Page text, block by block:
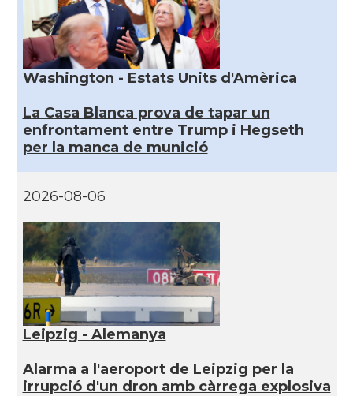
Washington - Estats Units d'Amèrica
La Casa Blanca prova de tapar un
enfrontament entre Trump i Hegseth
per la manca de munició
2026-08-06
Leipzig - Alemanya
Alarma a l'aeroport de Leipzig per la
irrupció d'un dron amb càrrega explosiva